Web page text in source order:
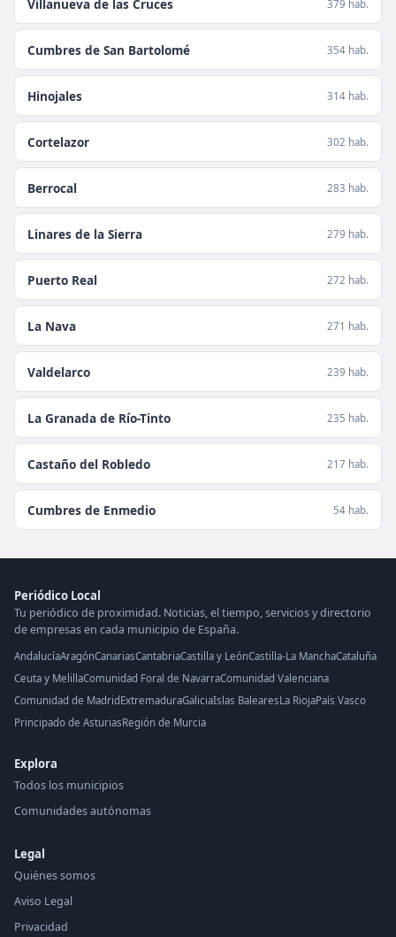
Villanueva de las Cruces 379 hab.
Cumbres de San Bartolomé 354 hab.
Hinojales 314 hab.
Cortelazor 302 hab.
Berrocal 283 hab.
Linares de la Sierra 279 hab.
Puerto Real 272 hab.
La Nava 271 hab.
Valdelarco 239 hab.
La Granada de Río-Tinto 235 hab.
Castaño del Robledo 217 hab.
Cumbres de Enmedio 54 hab.
Periódico Local
Tu periódico de proximidad. Noticias, el tiempo, servicios y directorio
de empresas en cada municipio de España.
AndalucíaAragónCanariasCantabriaCastilla y LeónCastilla-La ManchaCataluña
Ceuta y MelillaComunidad Foral de NavarraComunidad Valenciana
Comunidad de MadridExtremaduraGaliciaIslas BalearesLa RiojaPaís Vasco
Principado de AsturiasRegión de Murcia
Explora
Todos los municipios
Comunidades autónomas
Legal
Quiénes somos
Aviso Legal
Privacidad